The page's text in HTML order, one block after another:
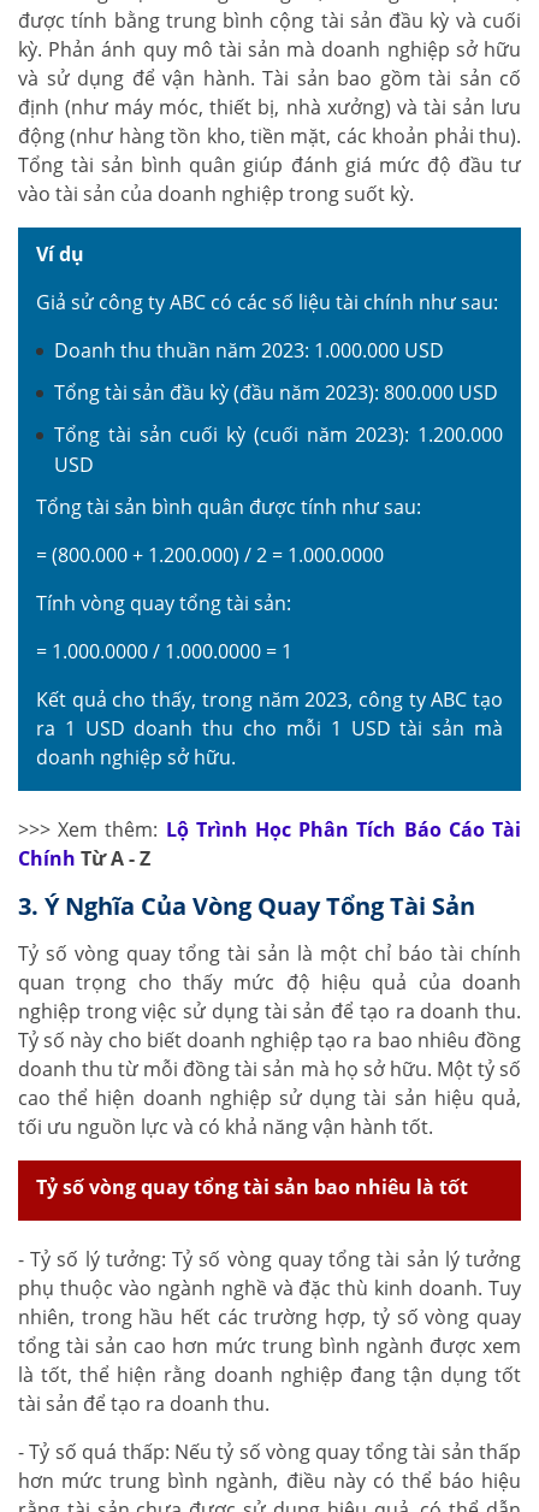
được tính bằng trung bình cộng tài sản đầu kỳ và cuối
kỳ. Phản ánh quy mô tài sản mà doanh nghiệp sở hữu
và sử dụng để vận hành. Tài sản bao gồm tài sản cố
định (như máy móc, thiết bị, nhà xưởng) và tài sản lưu
động (như hàng tồn kho, tiền mặt, các khoản phải thu).
Tổng tài sản bình quân giúp đánh giá mức độ đầu tư
vào tài sản của doanh nghiệp trong suốt kỳ.
Ví dụ
Giả sử công ty ABC có các số liệu tài chính như sau:
Doanh thu thuần năm 2023: 1.000.000 USD
Tổng tài sản đầu kỳ (đầu năm 2023): 800.000 USD
Tổng tài sản cuối kỳ (cuối năm 2023): 1.200.000
USD
Tổng tài sản bình quân được tính như sau:
= (800.000 + 1.200.000) / 2 = 1.000.0000
Tính vòng quay tổng tài sản:
= 1.000.0000 / 1.000.0000 = 1
Kết quả cho thấy, trong năm 2023, công ty ABC tạo
ra 1 USD doanh thu cho mỗi 1 USD tài sản mà
doanh nghiệp sở hữu.
>>> Xem thêm: Lộ Trình Học Phân Tích Báo Cáo Tài
Chính Từ A - Z
3. Ý Nghĩa Của Vòng Quay Tổng Tài Sản
Tỷ số vòng quay tổng tài sản là một chỉ báo tài chính
quan trọng cho thấy mức độ hiệu quả của doanh
nghiệp trong việc sử dụng tài sản để tạo ra doanh thu.
Tỷ số này cho biết doanh nghiệp tạo ra bao nhiêu đồng
doanh thu từ mỗi đồng tài sản mà họ sở hữu. Một tỷ số
cao thể hiện doanh nghiệp sử dụng tài sản hiệu quả,
tối ưu nguồn lực và có khả năng vận hành tốt.
Tỷ số vòng quay tổng tài sản bao nhiêu là tốt
- Tỷ số lý tưởng: Tỷ số vòng quay tổng tài sản lý tưởng
phụ thuộc vào ngành nghề và đặc thù kinh doanh. Tuy
nhiên, trong hầu hết các trường hợp, tỷ số vòng quay
tổng tài sản cao hơn mức trung bình ngành được xem
là tốt, thể hiện rằng doanh nghiệp đang tận dụng tốt
tài sản để tạo ra doanh thu.
- Tỷ số quá thấp: Nếu tỷ số vòng quay tổng tài sản thấp
hơn mức trung bình ngành, điều này có thể báo hiệu